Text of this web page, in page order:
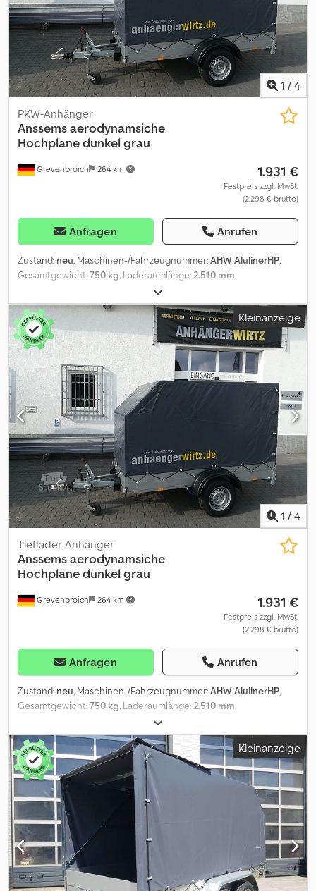
für Zurrösen innen und aussen, Zurrösen aussen feststehend,
moderne 12V Beleuchtung Stecker 13 Pol., Stützrad..... viele
Varianten sofort verfügbar Verkauf telefonisch oder mit Termin
vor Ort zu unseren Öffnungszeiten Öffnungszeiten Verkauf : MO.
- FR. 08. 00 - 12. 30 UHR & 14. 00 - 18. 00 UHR oder rund um die Uhr
über unseren Onlineshop auf trailershop de Inhalt und Bilder
unterliegen dem Urheberrecht - Logos Markenschutz 07/26
1 / 4
Grevenbroich 264 km
PKW-Anhänger
Anssemsaerodynamsiche
Hochplane dunkel grau
1.931 €
Festpreis zzgl. MwSt.
(2.298 € brutto)
Anfragen Anrufen
Zustand: neu, Maschinen-/Fahrzeugnummer:AHW AlulinerHP,
Gesamtgewicht:750 kg, Laderaumlänge:2.510 mm,
, Laderaumhöhe:
online Lieferzeit unverbindlich jetzt im unserem trailershop
bestellen unter Artikel Nummer 10.1005+HPAERO150 Verkauf
telefonisch und nach Terminvereinbarung MO. - FR. 08.00 - 12.30
UHR & 14.00 - 18.00 UHR oder rund um die Uhr in unserem
trailershop Cjdpfx Abszpwwio Hsrf Optionen wie 100km/H möglich
gegen Aufpreis Bilder und Beschreibung dieser Werbeannonce
sind urheberrechtlich - Logos Markenrechtlich geschützt. 07.26
10.1005+HPAERO150
Kleinanzeige
1 / 4
Grevenbroich 264 km
Tieflader Anhänger
Anssemsaerodynamsiche
Hochplane dunkel grau
1.931 €
Festpreis zzgl. MwSt.
(2.298 € brutto)
Anfragen Anrufen
Zustand: neu, Maschinen-/Fahrzeugnummer:AHW AlulinerHP,
Gesamtgewicht:750 kg , Laderaumlänge: 2.510 mm
, Laderaumhöhe:
online nur solange der Vorrat reicht! jetzt im unserem trailershop
bestellen unter Artikel Nummer 10.1005+HPAERO150 Crodpfx
Aozpwv Sob Hsf Verkauf telefonisch und nach
Terminvereinbarung MO. - FR. 08.00 - 12.30 UHR & 14.00 - 18.00
UHR oder rund um die Uhr in unserem trailershop Optionen wie
100km/H möglich gegen Aufpreis Bilder und Beschreibung dieser
Werbeannonce sind urheberrechtlich - Logos Markenrechtlich
geschützt. 07.26 10.1005+HPAERO150
Kleinanzeige